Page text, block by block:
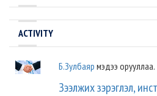
ACTIVITY
Б.Зулбаяр мэдээ орууллаа.
Зээлжих зэрэглэл,